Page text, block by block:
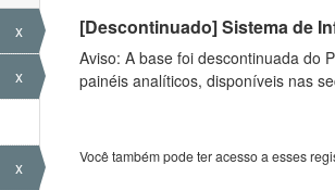
x
x
x
[Descontinuado] Sistema de
Aviso: A base foi descontinuada do
painéis analíticos, disponíveis nas
Você também pode ter acesso a esses